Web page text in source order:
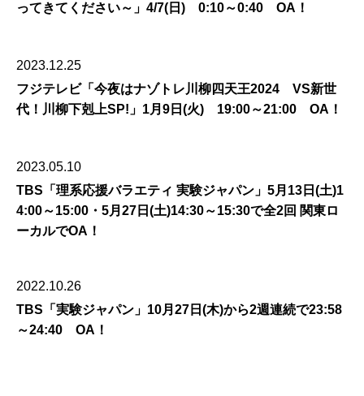
ってきてください～」4/7(日) 0:10～0:40 OA！
2023.12.25
フジテレビ「今夜はナゾトレ川柳四天王2024 VS新世
代！川柳下剋上SP!」1月9日(火) 19:00～21:00 OA！
2023.05.10
TBS「理系応援バラエティ 実験ジャパン」5月13日(土)1
4:00～15:00・5月27日(土)14:30～15:30で全2回 関東ロ
ーカルでOA！
2022.10.26
TBS「実験ジャパン」10月27日(木)から2週連続で23:58
～24:40 OA！